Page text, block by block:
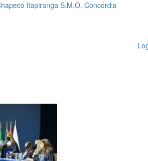
Itapiranga S.M.O. Concórdia